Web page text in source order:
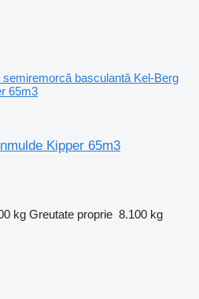
semiremorcă basculantă Kel-Berg
65m3
Kipper 65m3
kg Greutate proprie 8.100 kg